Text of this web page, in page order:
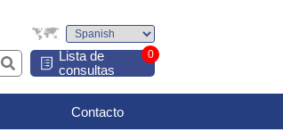
Lista de
consultas
0
Contacto